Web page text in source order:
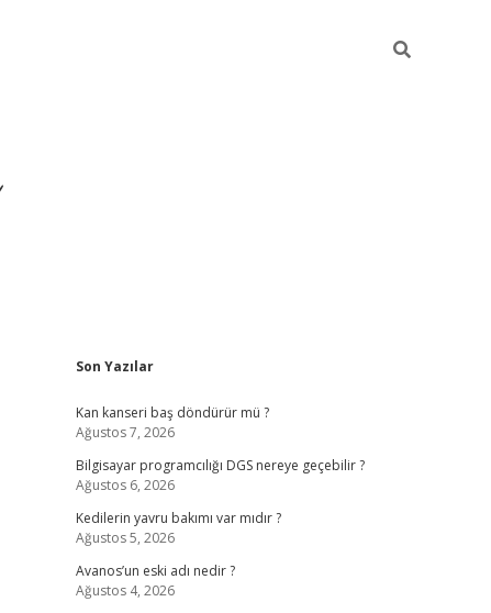
Sidebar
Son Yazılar
Kan kanseri baş döndürür mü ?
Ağustos 7, 2026
Bilgisayar programcılığı DGS nereye geçebilir ?
Ağustos 6, 2026
Kedilerin yavru bakımı var mıdır ?
Ağustos 5, 2026
Avanos’un eski adı nedir ?
Ağustos 4, 2026